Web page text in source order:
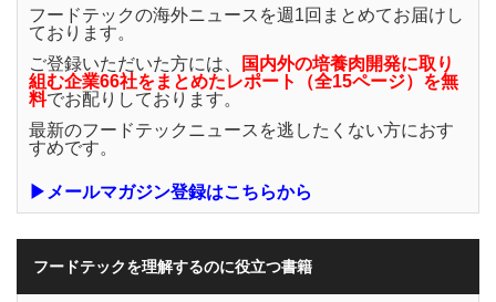
フードテックの海外ニュースを週1回まとめてお届けし
ております。
ご登録いただいた方には、
国内外の培養肉開発に取り
組む企業66社をまとめたレポート（全15ページ）を無
料でお配りしております。
最新のフードテックニュースを逃したくない方におす
すめです。
▶メールマガジン登録はこちらから
フードテックを理解するのに役立つ書籍